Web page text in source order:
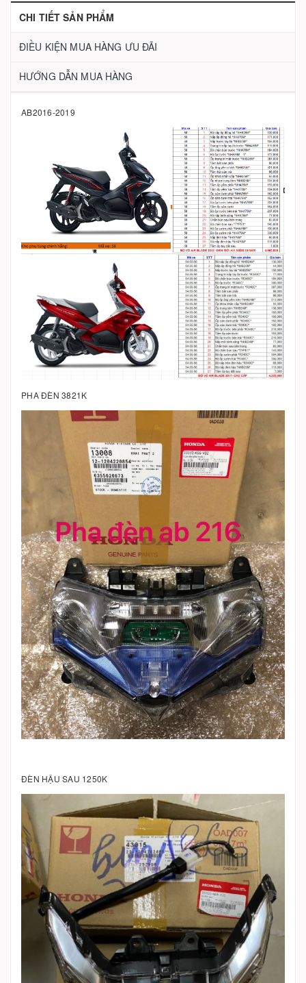
CHI TIẾT SẢN PHẨM
ĐIỀU KIỆN MUA HÀNG ƯU ĐÃI
HƯỚNG DẪN MUA HÀNG
AB2016-2019
PHA ĐÈN 3821K
ĐÈN HẬU SAU 1250K